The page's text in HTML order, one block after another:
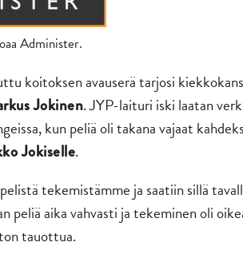
Administer.
koitoksen avauserä tarjosi
Jokinen. JYP-laituri iski laatan
kun peliä oli takana vajaat
Jokiselle.
tekemistämme ja saatiin sillä
peliä aika vahvasti ja tekeminen oli
tauottua.